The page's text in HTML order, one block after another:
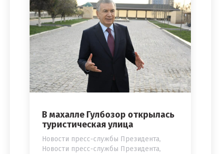
В махалле Гулбозор открылась
туристическая улица
Новости пресс-службы Президента,
Новости пресс-службы Президента,